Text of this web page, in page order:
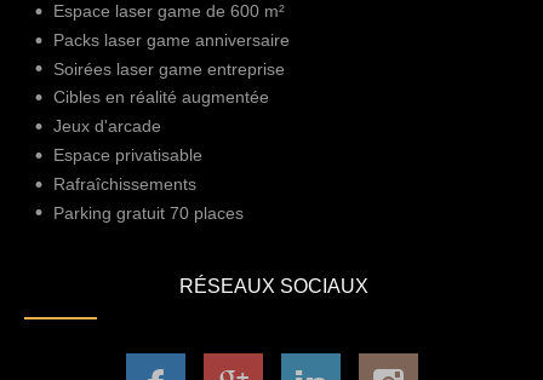
Espace laser game de 600 m²
Packs laser game anniversaire
Soirées laser game entreprise
Cibles en réalité augmentée
Jeux d'arcade
Espace privatisable
Rafraîchissements
Parking gratuit 70 places
RÉSEAUX SOCIAUX